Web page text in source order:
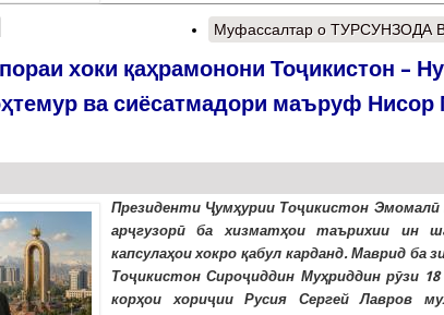
Муфассалтар о ТУРСУНЗОДА
хоки қаҳрамонони Тоҷикистон –
ва сиёсатмадори маъруф Нисор
Президенти Ҷумҳурии Тоҷикистон
арҷгузорӣ ба хизматҳои таърихии ин
капсулаҳои хокро қабул карданд. Маврид ба
Тоҷикистон Сироҷиддин Муҳриддин рӯзи
корҳои хориҷии Русия Сергей Лавров